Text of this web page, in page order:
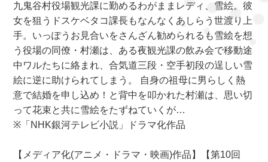
九鬼谷村役場観光課に勤めるわがままレディ、雪絵。彼
女を狙うドスケベタコ課長もなんなくあしらう世渡り上
手。いっぽうお見合いをさんざん勧められるも雪絵を想
う役場の同僚・村瀬は、ある夜観光課の飲み会で移動途
中ワルたちに絡まれ、合気道三段・空手初段の逞しい雪
絵に逆に助けられてしまう。 自身の祖母に男らしく熱
意で結婚を申し込め！と背中を叩かれた村瀬は、思い切
って花束と共に雪絵をたずねていくが…
※「NHK銀河テレビ小説」ドラマ化作品
【メディア化(アニメ・ドラマ・映画)作品】【第10回